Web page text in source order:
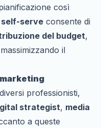
così
self-serve consente di
del budget,
il
professionisti,
strategist, media
a queste